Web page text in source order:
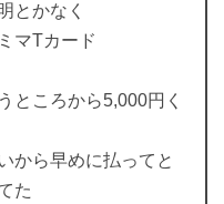
とかなく
マTカード
ところから5,000円く
から早めに払ってと
た